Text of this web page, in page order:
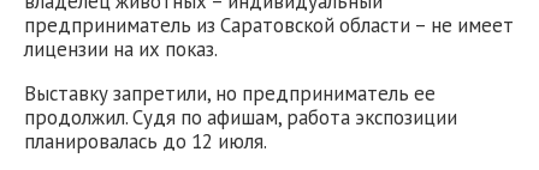
предприниматель из Саратовской области – не имеет
лицензии на их показ.
Выставку запретили, но предприниматель ее
продолжил. Судя по афишам, работа экспозиции
планировалась до 12 июля.